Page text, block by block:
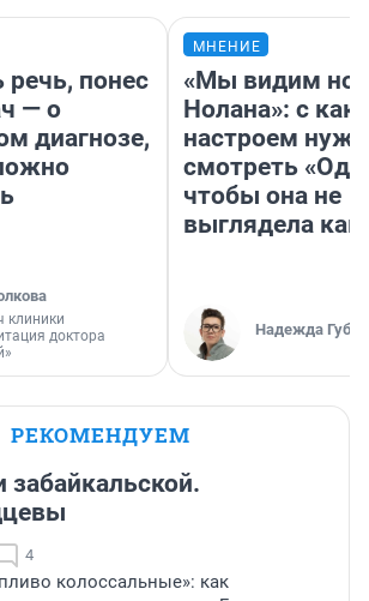
речь, понес
— о
диагнозе,
клиники
доктора
МНЕНИЕ
«Мы видим
Нолана»: с
настроем
смотреть
чтобы она не
выглядела как
Надежда
РЕКОМЕНДУЕМ
забайкальской.
4
колоссальные»: как